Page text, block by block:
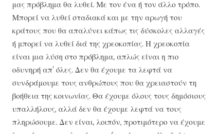
μας πρόβλημα θα λυθεί. Με τον ένα ή τον άλλο τρόπο.
Μπορεί να λυθεί σταδιακά και με την αρωγή του
κράτους που θα απαλύνει κάπως τις δύσκολες αλλαγές
ή μπορεί να λυθεί διά της χρεοκοπίας. Η χρεοκοπία
είναι μια λύση στο πρόβλημα, απλώς είναι η πιο
οδυνηρή απ’ όλες. Δεν θα έχουμε τα λεφτά να
συνδράμουμε τους ανθρώπους που θα χρειαστούν τη
βοήθεια της κοινωνίας. Θα έχουμε όλους τους δημόσιους
υπαλλήλους, αλλά δεν θα έχουμε λεφτά να τους
πληρώσουμε. Δεν είναι, λοιπόν, προτιμότερο να έχουμε